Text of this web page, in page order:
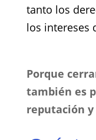
tanto los
los intereses
Porque
también es
reputación